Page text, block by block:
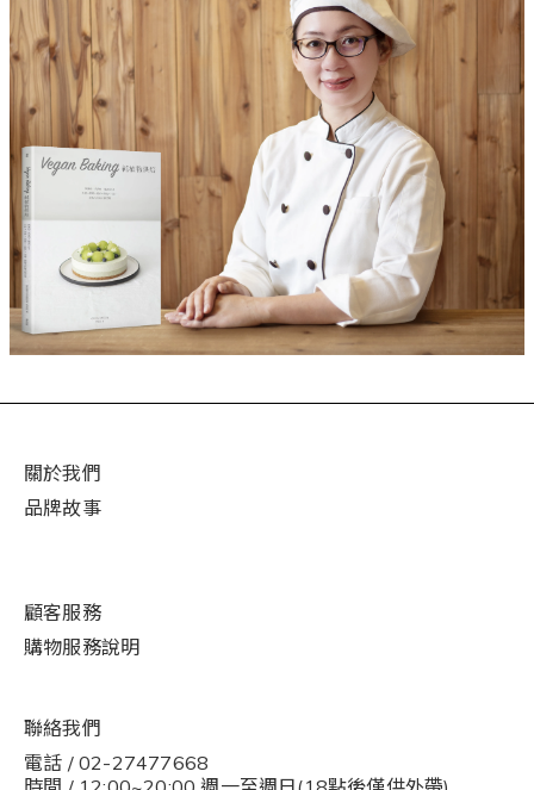
關於我們
品牌故事
顧客服務
購物服務說明
聯絡我們
電話 / 02-27477668